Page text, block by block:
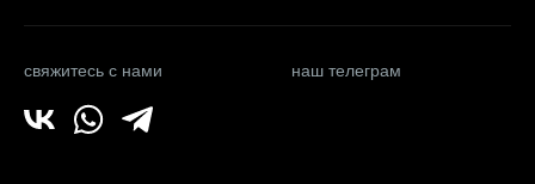
свяжитесь с нами наш телеграм